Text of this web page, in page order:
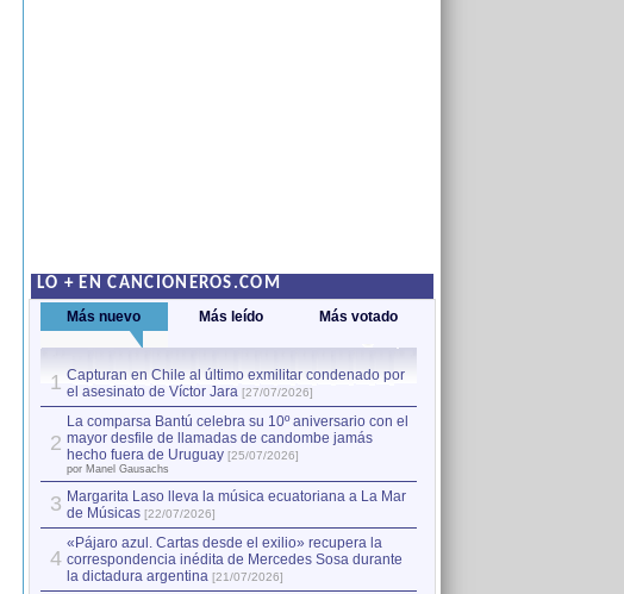
LO + EN CANCIONEROS.COM
Más nuevo Más leído Más votado
1 Capturan en Chile al último exmilitar condenado por
el asesinato de Víctor Jara [27/07/2026]
2
La comparsa Bantú celebra su 10º aniversario con el
mayor desfile de llamadas de candombe jamás
hecho fuera de Uruguay [25/07/2026]
por Manel Gausachs
3 Margarita Laso lleva la música ecuatoriana a La Mar
de Músicas [22/07/2026]
4
«Pájaro azul. Cartas desde el exilio» recupera la
correspondencia inédita de Mercedes Sosa durante
la dictadura argentina [21/07/2026]